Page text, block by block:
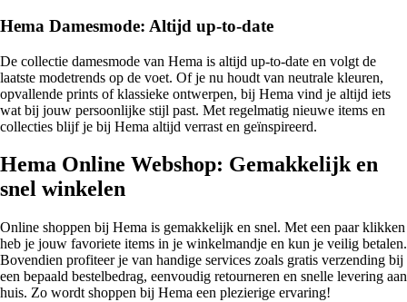
Hema Damesmode: Altijd up-to-date
De collectie damesmode van Hema is altijd up-to-date en volgt de
laatste modetrends op de voet. Of je nu houdt van neutrale kleuren,
opvallende prints of klassieke ontwerpen, bij Hema vind je altijd iets
wat bij jouw persoonlijke stijl past. Met regelmatig nieuwe items en
collecties blijf je bij Hema altijd verrast en geïnspireerd.
Hema Online Webshop: Gemakkelijk en
snel winkelen
Online shoppen bij Hema is gemakkelijk en snel. Met een paar klikken
heb je jouw favoriete items in je winkelmandje en kun je veilig betalen.
Bovendien profiteer je van handige services zoals gratis verzending bij
een bepaald bestelbedrag, eenvoudig retourneren en snelle levering aan
huis. Zo wordt shoppen bij Hema een plezierige ervaring!